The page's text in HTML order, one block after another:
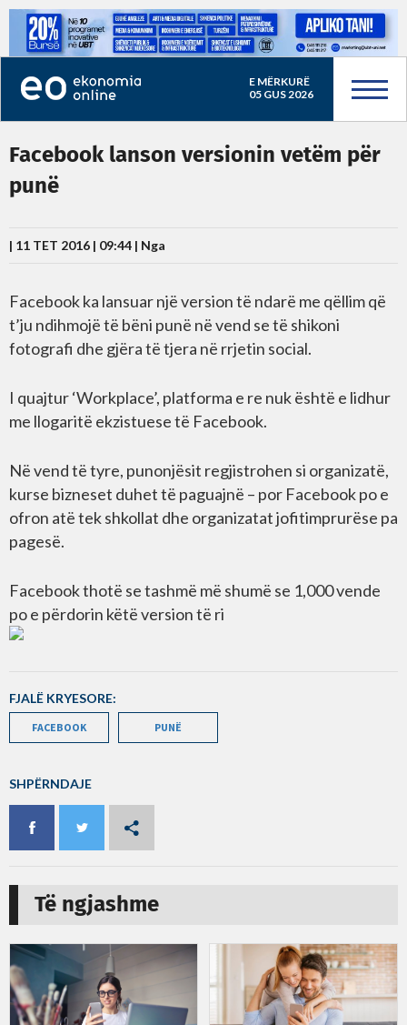
E MËRKURË
05 GUS 2026
Facebook lanson versionin vetëm për
punë
| 11 TET 2016 | 09:44 | Nga
Facebook ka lansuar një version të ndarë me qëllim që
t’ju ndihmojë të bëni punë në vend se të shikoni
fotografi dhe gjëra të tjera në rrjetin social.
I quajtur ‘Workplace’, platforma e re nuk është e lidhur
me llogaritë ekzistuese të Facebook.
Në vend të tyre, punonjësit regjistrohen si organizatë,
kurse bizneset duhet të paguajnë – por Facebook po e
ofron atë tek shkollat dhe organizatat jofitimprurëse pa
pagesë.
Facebook thotë se tashmë më shumë se 1,000 vende
po e përdorin këtë version të ri
FJALË KRYESORE:
FACEBOOK PUNË
SHPËRNDAJE
Të ngjashme